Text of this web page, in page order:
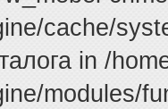
cache/
in /
modules/